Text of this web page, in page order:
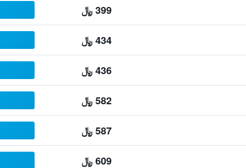
399 ﷼
434 ﷼
436 ﷼
582 ﷼
587 ﷼
609 ﷼